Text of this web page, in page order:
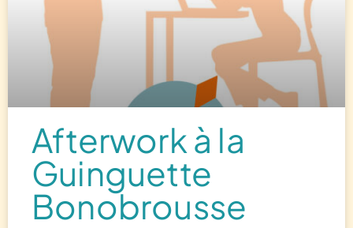
Afterwork à la
Guinguette
Bonobrousse